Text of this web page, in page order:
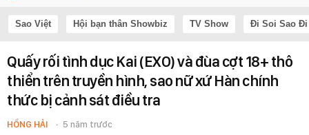
Sao Việt Hội bạn thân Showbiz TV Show Đi Soi Sao Đi
Quấy rối tình dục Kai (EXO) và đùa cợt 18+ thô
thiển trên truyền hình, sao nữ xứ Hàn chính
thức bị cảnh sát điều tra
HỒNG HẢI 5 năm trước